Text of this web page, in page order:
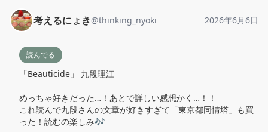
考えるにょき@thinking_nyoki 2026年6月6日
読んでる
「Beauticide」 九段理江
めっちゃ好きだった…！あとで詳しい感想かく…！！
これ読んで九段さんの文章が好きすぎて「東京都同情塔」も買
った！読むの楽しみ🎶